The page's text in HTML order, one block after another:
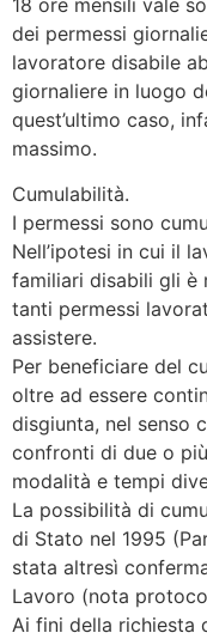
dei permessi
lavoratore disabile
giornaliere in luogo
quest’ultimo caso,
massimo.
Cumulabilità.
I permessi sono
Nell’ipotesi in cui il
familiari disabili gli è
tanti permessi
assistere.
Per beneficiare del
oltre ad essere
disgiunta, nel senso
confronti di due o
modalità e tempi
La possibilità di
di Stato nel 1995
stata altresì
Lavoro (nota
Ai fini della richiesta